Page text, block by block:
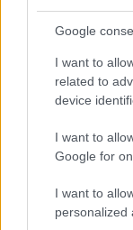
Google
I want to
related to
device
I want to
Google for
I want to
personalized
Lavoro digitale:
proteggere i
Andrea Innocenti · 3